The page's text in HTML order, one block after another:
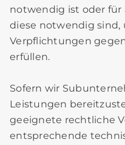
notwendig ist oder für
diese notwendig sind,
Verpflichtungen
erfüllen.
Sofern wir
Leistungen
geeignete rechtliche
entsprechende